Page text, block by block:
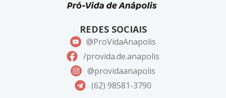
REDES SOCIAIS
@ProVidaAnapolis
/provida.de.anapolis
@providaanapolis
(62) 98581-3790